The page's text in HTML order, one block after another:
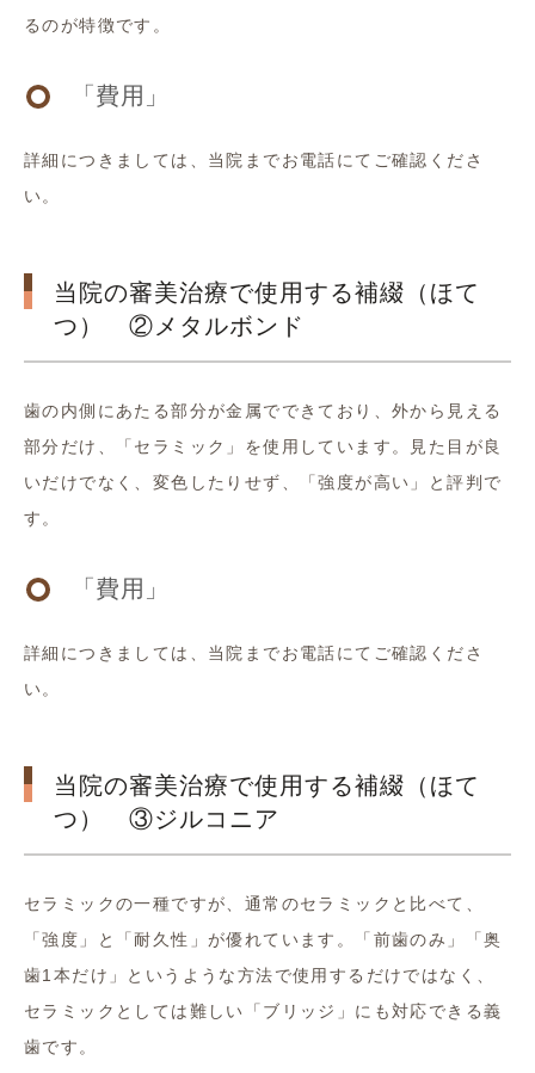
るのが特徴です。
「費用」
詳細につきましては、当院までお電話にてご確認くださ
い。
当院の審美治療で使用する補綴（ほて
つ） ②メタルボンド
歯の内側にあたる部分が金属でできており、外から見える
部分だけ、「セラミック」を使用しています。見た目が良
いだけでなく、変色したりせず、「強度が高い」と評判で
す。
「費用」
詳細につきましては、当院までお電話にてご確認くださ
い。
当院の審美治療で使用する補綴（ほて
つ） ③ジルコニア
セラミックの一種ですが、通常のセラミックと比べて、
「強度」と「耐久性」が優れています。「前歯のみ」「奥
歯1本だけ」というような方法で使用するだけではなく、
セラミックとしては難しい「ブリッジ」にも対応できる義
歯です。